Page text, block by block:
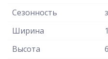
Сезонность
Ширина
Высота